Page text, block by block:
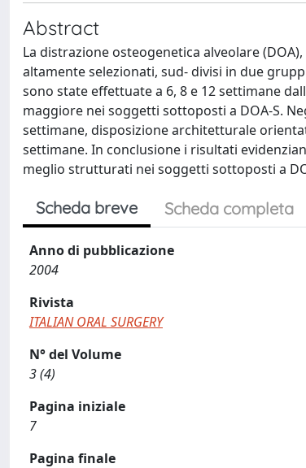
Abstract
La distrazione osteogenetica alveolare
altamente selezionati, sud- divisi in due
sono state effettuate a 6, 8 e 12 settimane
maggiore nei soggetti sottoposti a DOA-S.
settimane, disposizione architetturale
settimane. In conclusione i risultati
meglio strutturati nei soggetti sottoposti a
Scheda breve Scheda completa
Anno di pubblicazione
2004
Rivista
ITALIAN ORAL SURGERY
N° del Volume
3 (4)
Pagina iniziale
7
Pagina finale